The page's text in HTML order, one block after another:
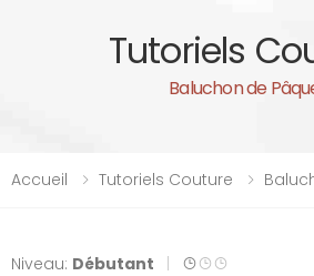
Tutoriels
Baluchon de
Accueil Tutoriels Couture
Niveau: Débutant